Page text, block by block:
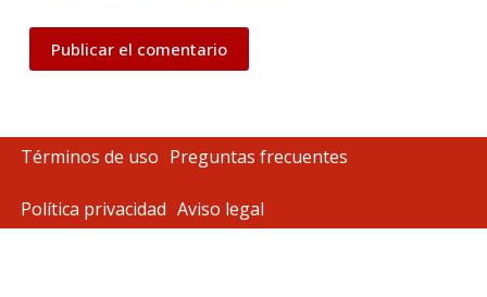
Publicar el comentario
Términos de uso Preguntas frecuentes
Política privacidad Aviso legal